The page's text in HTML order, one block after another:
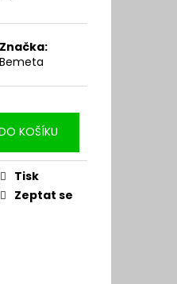
Značka:
Bemeta
KOŠÍKU
Tisk
Zeptat se